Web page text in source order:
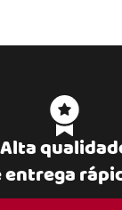
Alta
entrega